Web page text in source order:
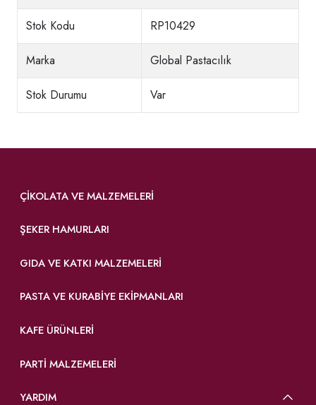
Stok Kodu RP10429
Marka Global Pastacılık
Stok Durumu Var
ÇIKOLATA VE MALZEMELERI
ŞEKER HAMURLARI
GIDA VE KATKI MALZEMELERI
PASTA VE KURABIYE EKIPMANLARI
KAFE ÜRÜNLERI
PARTI MALZEMELERI
YARDIM